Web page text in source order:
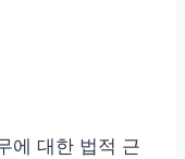
에 대한 법적 근